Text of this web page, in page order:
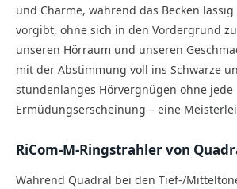
und Charme, während das Becken
vorgibt, ohne sich in den Vordergrund
unseren Hörraum und unseren
mit der Abstimmung voll ins Schwarze
stundenlanges Hörvergnügen ohne jede
Ermüdungserscheinung – eine
RiCom-M-Ringstrahler von
Während Quadral bei den Tief-/